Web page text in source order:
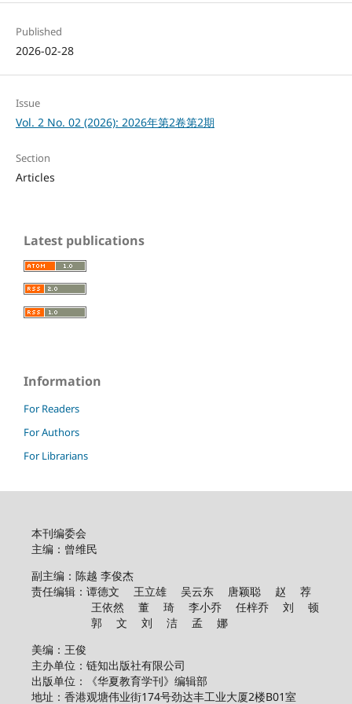
Published
2026-02-28
Issue
Vol. 2 No. 02 (2026): 2026年第2卷第2期
Section
Articles
Latest publications
Information
For Readers
For Authors
For Librarians
本刊编委会
主编：曾维民
副主编：陈越 李俊杰
责任编辑：谭德文 王立雄 吴云东 唐颖聪 赵 荐
王依然 董 琦 李小乔 任梓乔 刘 顿
郭 文 刘 洁 孟 娜
美编：王俊
主办单位：链知出版社有限公司
出版单位：《华夏教育学刊》编辑部
地址：香港观塘伟业街174号劲达丰工业大厦2楼B01室